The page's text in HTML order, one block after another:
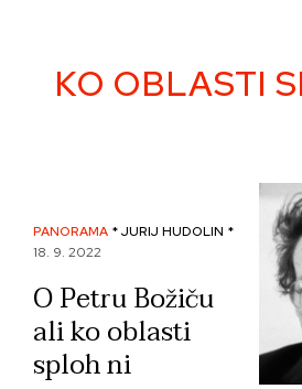
contentKO OBLASTI
PANORAMA * JURIJ HUDOLIN *
18. 9. 2022
O Petru Božiču
ali ko oblasti
sploh ni